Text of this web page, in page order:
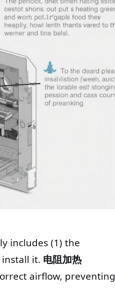
includes (1) the
it. 电阻加热
airflow, preventing